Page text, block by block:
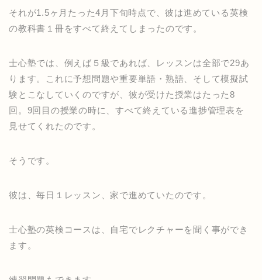
それが1.5ヶ月たった4月下旬時点で、彼は進めている英検
の教科書１冊をすべて終えてしまったのです。
士心塾では、例えば５級であれば、レッスンは全部で29あ
ります。これに予想問題や重要単語・熟語、そして模擬試
験とこなしていくのですが、彼が受けた授業はたった8
回。9回目の授業の時に、すべて終えている進捗管理表を
見せてくれたのです。
そうです。
彼は、毎日１レッスン、家で進めていたのです。
士心塾の英検コースは、自宅でレクチャーを聞く事ができ
ます。